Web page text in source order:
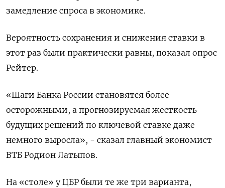
замедление спроса в экономике.
Вероятность сохранения и снижения ставки в
этот раз были практически равны, показал опрос
Рейтер.
«Шаги Банка России становятся более
осторожными, а прогнозируемая жесткость
будущих решений по ключевой ставке даже
немного выросла», - сказал главный экономист
ВТБ Родион Латыпов.
На «столе» у ЦБР были те же три варианта,